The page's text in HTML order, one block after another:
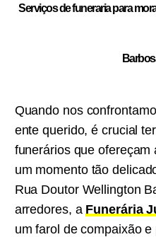
Serviços de funeraria para
Quando nos
ente querido, é crucial
funerários que
um momento tão
Rua Doutor Wellington
arredores, a Funerária
um farol de compaixão